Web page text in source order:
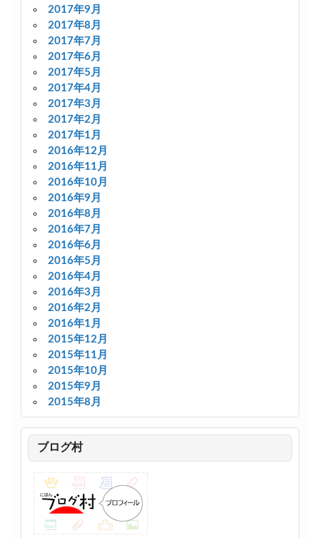
2017年9月
2017年8月
2017年7月
2017年6月
2017年5月
2017年4月
2017年3月
2017年2月
2017年1月
2016年12月
2016年11月
2016年10月
2016年9月
2016年8月
2016年7月
2016年6月
2016年5月
2016年4月
2016年3月
2016年2月
2016年1月
2015年12月
2015年11月
2015年10月
2015年9月
2015年8月
ブログ村